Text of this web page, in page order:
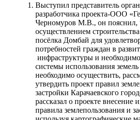
Выступил представитель
разработчика проекта-ООО
Черномуров М.В., он пояснил,
осуществлением
посёлка Домбай для
потребностей граждан в
инфраструктуры и
системы использования
необходимо осуществить,
утвердить проект правил
застройки Карачаевского
рассказал о проекте внесение
правила землепользования и